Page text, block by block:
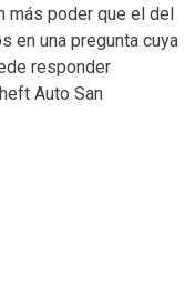
más poder que el del
en una pregunta cuya
responder
Auto San